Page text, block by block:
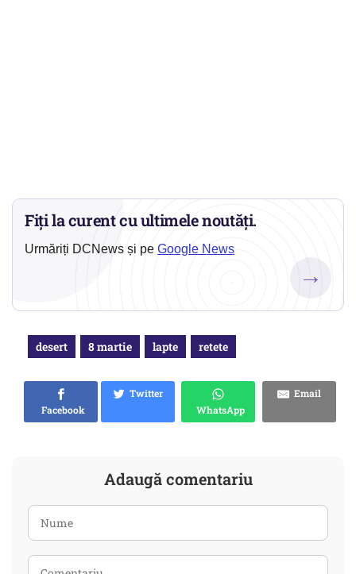
Fiți la curent cu ultimele noutăți.
Urmăriți DCNews și pe Google News
→
desert 8 martie lapte retete
Facebook
Twitter
WhatsApp
Email
Adaugă comentariu